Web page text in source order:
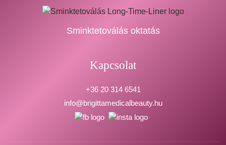
Sminktetoválás oktatás
Kapcsolat
+36 20 314 6541
info@brigittamedicalbeauty.hu